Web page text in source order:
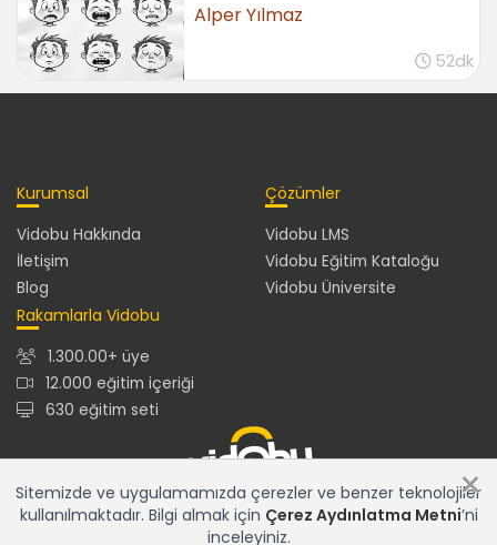
Alper Yılmaz
52dk
Kurumsal
Vidobu Hakkında
İletişim
Blog
Çözümler
Vidobu LMS
Vidobu Eğitim Kataloğu
Vidobu Üniversite
Rakamlarla Vidobu
1.300.00+ üye
12.000 eğitim içeriği
630 eğitim seti
12.000+ eğitim içeriğiyle en güncel ve en zengin eğitim
×
Sitemizde ve uygulamamızda çerezler ve benzer teknolojiler
kullanılmaktadır. Bilgi almak için Çerez Aydınlatma Metni’ni
inceleyiniz.